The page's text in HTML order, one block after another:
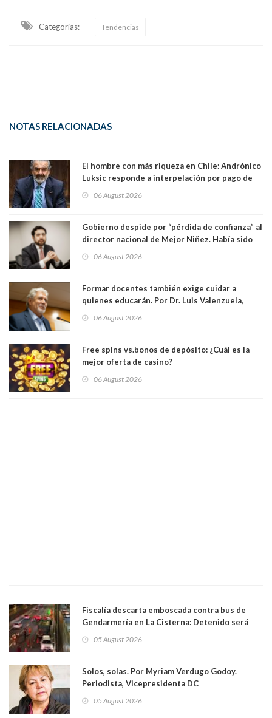
Categorias: Tendencias
NOTAS RELACIONADAS
El hombre con más riqueza en Chile: Andrónico
Luksic responde a interpelación por pago de
día que me muera”
06 August 2026
Gobierno despide por “pérdida de confianza” al
director nacional de Mejor Niñez. Había sido
06 August 2026
Formar docentes también exige cuidar a
quienes educarán. Por Dr. Luis Valenzuela,
Académicos U. Católica Silva Henríquez
06 August 2026
Free spins vs.bonos de depósito: ¿Cuál es la
mejor oferta de casino?
06 August 2026
Fiscalía descarta emboscada contra bus de
Gendarmería en La Cisterna: Detenido será
05 August 2026
Solos, solas. Por Myriam Verdugo Godoy.
Periodista, Vicepresidenta DC
05 August 2026